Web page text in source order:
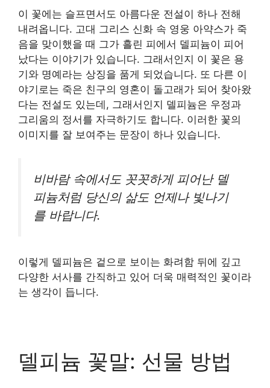
이 꽃에는 슬프면서도 아름다운 전설이 하나 전해
내려옵니다. 고대 그리스 신화 속 영웅 아약스가 죽
음을 맞이했을 때 그가 흘린 피에서 델피늄이 피어
났다는 이야기가 있습니다. 그래서인지 이 꽃은 용
기와 명예라는 상징을 품게 되었습니다. 또 다른 이
야기로는 죽은 친구의 영혼이 돌고래가 되어 찾아왔
다는 전설도 있는데, 그래서인지 델피늄은 우정과
그리움의 정서를 자극하기도 합니다. 이러한 꽃의
이미지를 잘 보여주는 문장이 하나 있습니다.
비바람 속에서도 꼿꼿하게 피어난 델
피늄처럼 당신의 삶도 언제나 빛나기
를 바랍니다.
이렇게 델피늄은 겉으로 보이는 화려함 뒤에 깊고
다양한 서사를 간직하고 있어 더욱 매력적인 꽃이라
는 생각이 듭니다.
델피늄 꽃말: 선물 방법